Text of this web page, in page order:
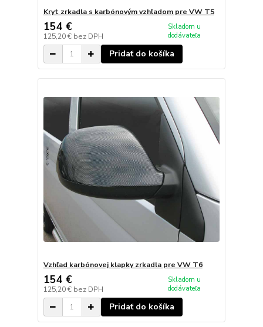
Kryt zrkadla s karbónovým vzhľadom pre VW T5
154 €
125,20 € bez DPH
Skladom u
dodávateľa
Pridať do košíka
Vzhľad karbónovej klapky zrkadla pre VW T6
154 €
125,20 € bez DPH
Skladom u
dodávateľa
Pridať do košíka